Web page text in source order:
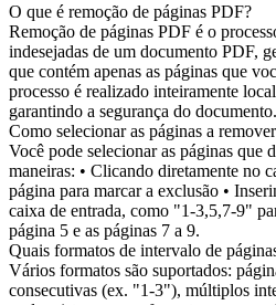
O que é remoção de páginas PDF?
Remoção de páginas PDF é o
indesejadas de um documento PDF,
que contém apenas as páginas que
processo é realizado inteiramente
garantindo a segurança do documento.
Como selecionar as páginas a
Você pode selecionar as páginas que
maneiras: • Clicando diretamente no
página para marcar a exclusão •
caixa de entrada, como "1-3,5,7-9"
página 5 e as páginas 7 a 9.
Quais formatos de intervalo de
Vários formatos são suportados:
consecutivas (ex. "1-3"), múltiplos